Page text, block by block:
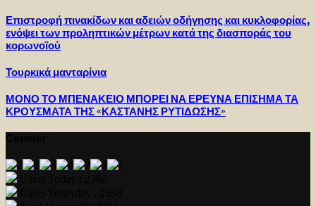
Επιστροφή πινακίδων και αδειών οδήγησης και κυκλοφορίας,
ενόψει των προληπτικών μέτρων κατά της διασποράς του
κορωνοϊού
Τουρκικά μανταρίνια
ΜΟΝΟ ΤΟ ΜΠΕΝΑΚΕΙΟ ΜΠΟΡΕΙ ΝΑ ΕΡΕΥΝΑ ΕΠΙΣΗΜΑ ΤΑ
ΚΡΟΥΣΜΑΤΑ ΤΗΣ «ΚΑΣΤΑΝΗΣ ΡΥΤΙΔΩΣΗΣ»